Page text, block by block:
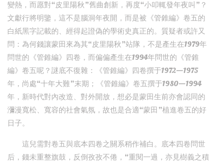
變熱，而愿對“皮里陽秋”舊曲創新，再度“小叩輒發年夜叫”？
文獻行將明鑒，這不是腦洞年夜開，而是被《管錐編》卷五的
白紙黑字記載的、經得起證偽的學術史真正的。質疑者或許又
問：為何錢讓蒙田來為其“皮里陽秋”站隊，不是產生在1979年
問世的《管錐編》四卷，而偏偏產生在1994年問世的《管錐
編》卷五呢？謎底不復雜：《管錐編》四卷撰于1972—1975
年，尚處“十年大難”末期；《管錐編》卷五撰于1980—1994
年，新時代對內改造、對外開放，想必是蒙田生前亦會認同的
瀰漫寬松、寬容的社會氣氛，故也是合適“蒙田”植進卷五的好
日子。
這兒需對卷五與底本四卷之關系稍作補白。底本四卷問世
后，錢未重整旗鼓，反倒孜孜不倦，“重閱一過，亦見樹義之積